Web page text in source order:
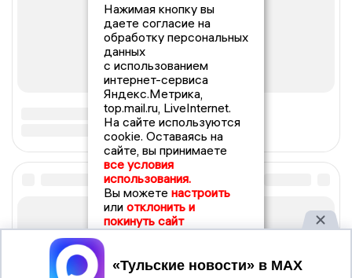
Нажимая кнопку вы
даете согласие на
обработку персональных
данных
с использованием
интернет-сервиса
Яндекс.Метрика,
top.mail.ru, LiveInternet.
На сайте используются
cookie. Оставаясь на
сайте, вы принимаете
все условия
использования.
Вы можете настроить
или отклонить и
покинуть сайт
Принять